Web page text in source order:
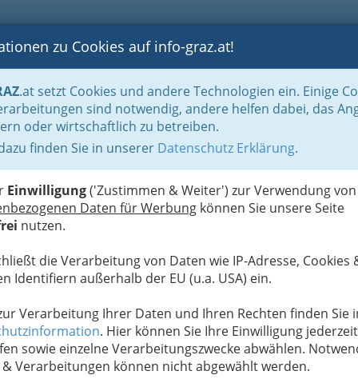
BLOGS FOTOS GASTRONOMIE BRANCHEN
zu Cookies auf info-graz.at!
.at setzt Cookies und andere Technologien ein. Einige
sind notwendig, andere helfen dabei, das
oder wirtschaftlich zu betreiben.
finden Sie in unserer Datenschutz Erklärung.
Einwilligung('Zustimmen & Weiter') zur Verwendung von
Daten für Werbung können Sie unsere Seite
nutzen.
die Verarbeitung von Daten wie IP-Adresse, Cookies
Identifiern außerhalb der EU (u.a. USA) ein.
Verarbeitung Ihrer Daten und Ihren Rechten finden Sie
. Hier können Sie Ihre Einwilligung jederzeit
sowie einzelne Verarbeitungszwecke abwählen.
& Verarbeitungen können nicht abgewählt werden.
im Außenbereich Baumschulen
Kochauf e.U.